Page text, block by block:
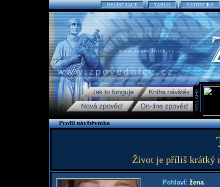
REGISTRACE TABLO STATISTIKA
Profil návštěvníka
Život je příliš krátký
Pohlaví: žena